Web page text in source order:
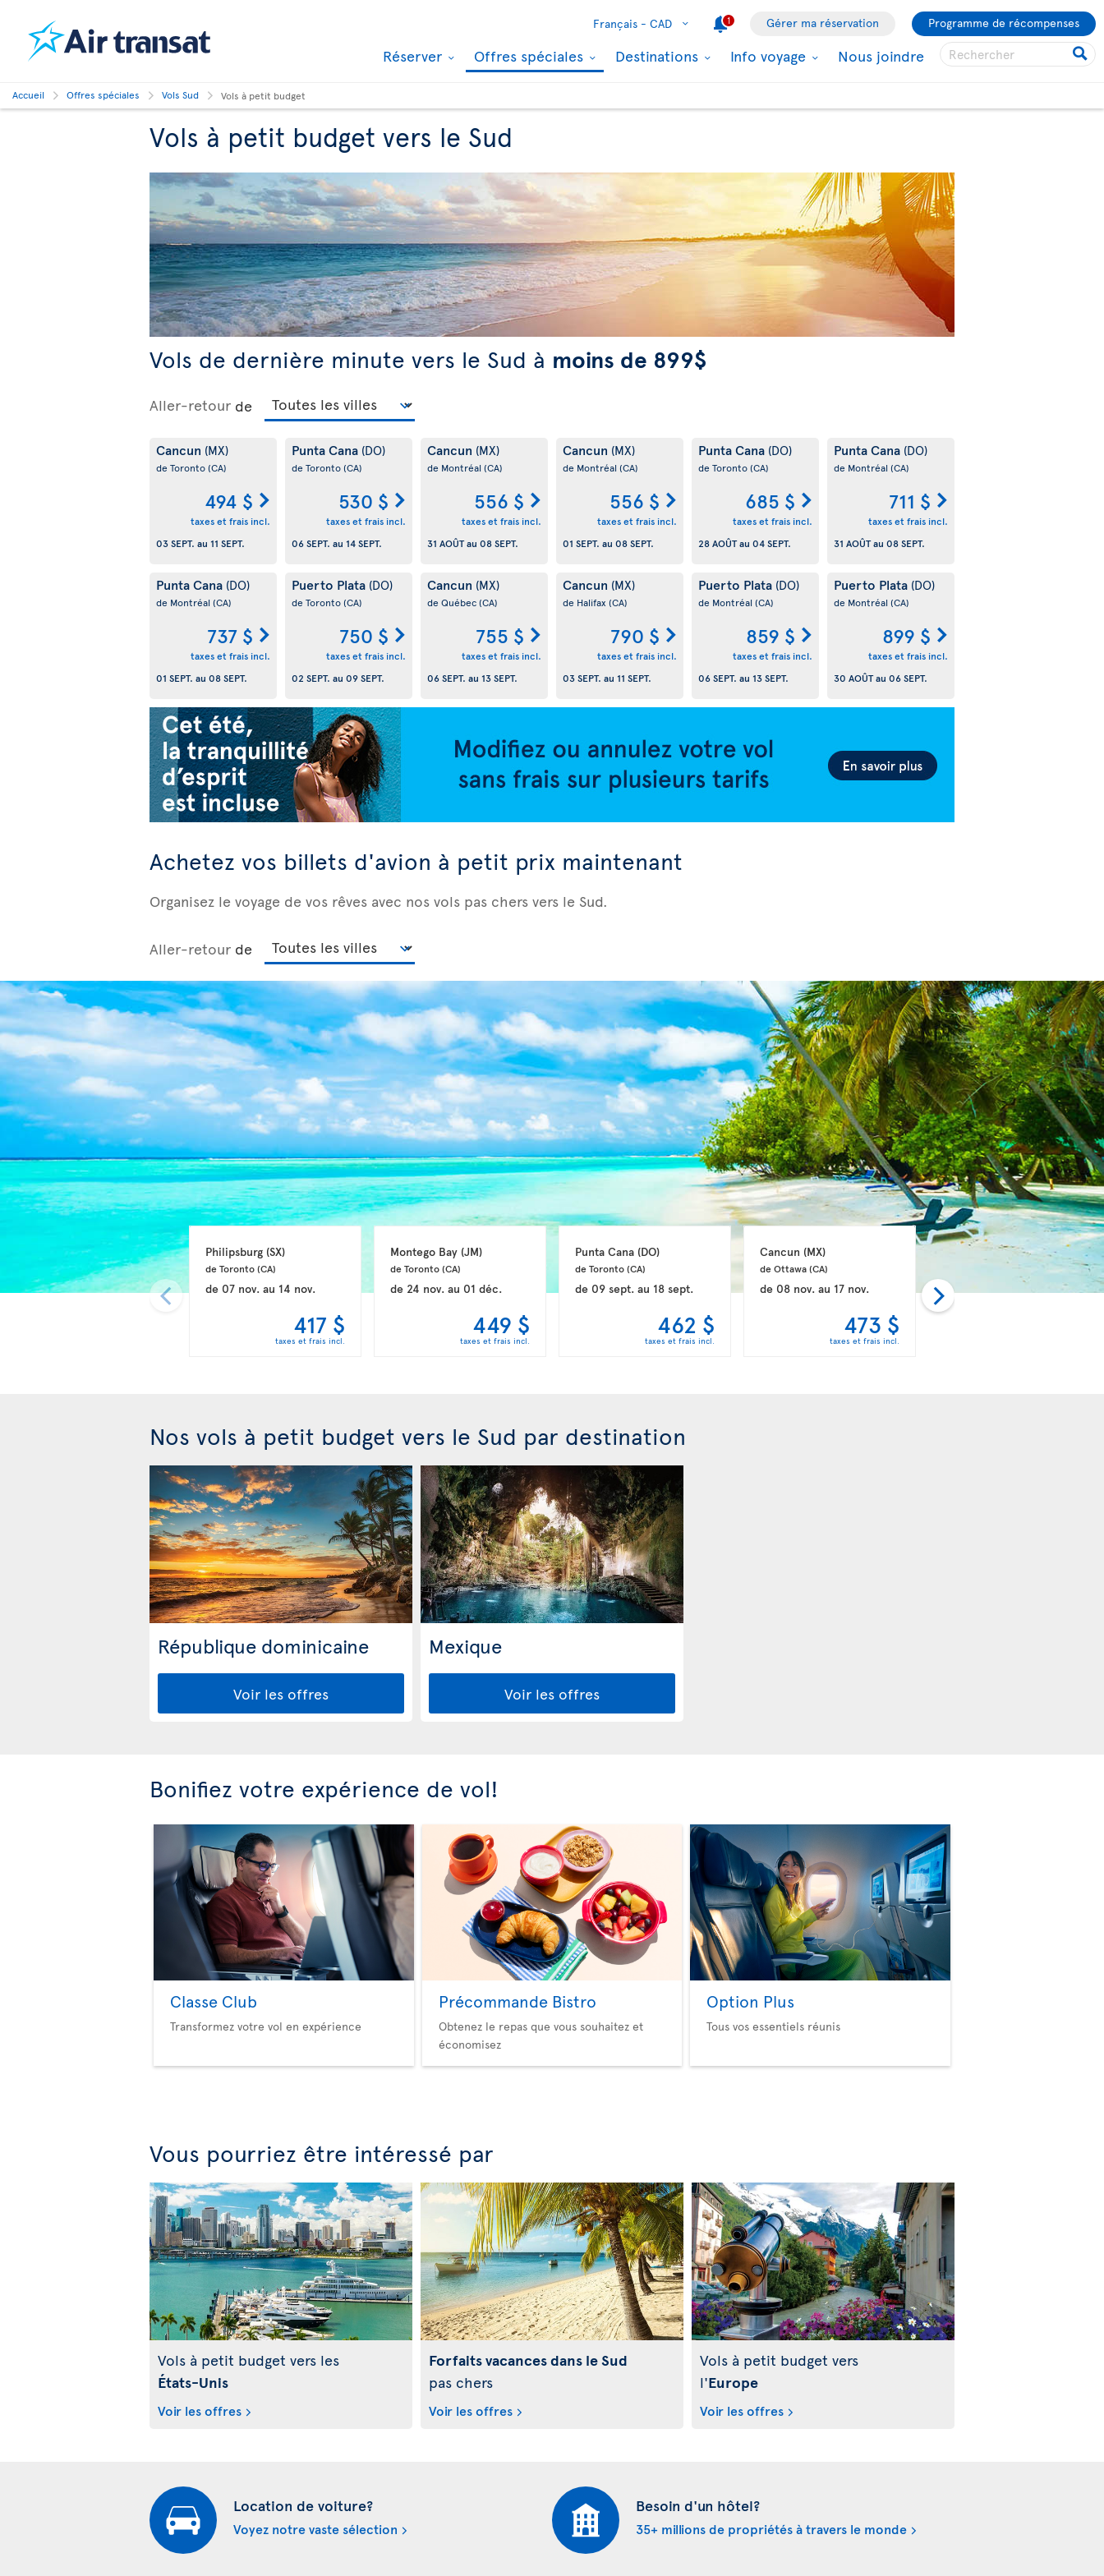
Français - CAD 1 Gérer ma réservation Programme de récompenses
Réserver Offres spéciales Destinations Info voyage Nous joindre
Accueil Offres spéciales Vols Sud Vols à petit budget
Vols à petit budget vers le Sud
Vols de dernière minute vers le Sud à moins de 899$
Aller-retour de
Cancun (MX)
de Toronto(CA)
494 $
taxes et frais incl.
03 SEPT. au 11 SEPT.
Punta Cana (DO)
de Toronto(CA)
530 $
taxes et frais incl.
06 SEPT. au 14 SEPT.
Cancun (MX)
de Montréal (CA)
556 $
taxes et frais incl.
31 AOÛTau 08 SEPT.
Cancun (MX)
de Montréal (CA)
556 $
taxes et frais incl.
01 SEPT. au 08 SEPT.
Punta Cana (DO)
de Toronto(CA)
685 $
taxes et frais incl.
28 AOÛTau 04 SEPT.
Punta Cana (DO)
de Montréal (CA)
711 $
taxes et frais incl.
31 AOÛTau 08 SEPT.
Punta Cana (DO)
de Montréal (CA)
737 $
taxes et frais incl.
01 SEPT. au 08 SEPT.
Puerto Plata (DO)
de Toronto(CA)
750 $
taxes et frais incl.
02 SEPT. au 09 SEPT.
Cancun (MX)
de Québec(CA)
755 $
taxes et frais incl.
06 SEPT. au 13 SEPT.
Cancun (MX)
de Halifax (CA)
790 $
taxes et frais incl.
03 SEPT. au 11 SEPT.
Puerto Plata (DO)
de Montréal (CA)
859 $
taxes et frais incl.
06 SEPT. au 13 SEPT.
Puerto Plata (DO)
de Montréal (CA)
899 $
taxes et frais incl.
30 AOÛTau 06 SEPT.
Achetez vos billets d'avion à petit prix maintenant
Organisez le voyage de vos rêves avec nos vols pas chers vers le Sud.
Aller-retour de
Philipsburg (SX)
de Toronto (CA)
de 07 nov.au 14 nov.
417 $
taxes et frais incl.
Montego Bay (JM)
de Toronto (CA)
de 24 nov.au 01 déc.
449 $
taxes et frais incl.
Punta Cana (DO)
de Toronto (CA)
de 09 sept.au 18 sept.
462 $
taxes et frais incl.
Cancun (MX)
de Ottawa (CA)
de 08 nov.au 17 nov.
473 $
taxes et frais incl.
Liberia (CR)
(CA)
de
Nos vols à petit budget vers le Sud par destination
République dominicaine
Voir les offres
Mexique
Voir les offres
Bonifiez votre expérience de vol!
Classe Club
Transformez votre vol en expérience
Précommande Bistro
Obtenez le repas que vous souhaitez et
économisez
Option Plus
Tous vos essentiels réunis
Vous pourriez être intéressé par
Vols à petit budget vers les
États-Unis
Voir les offres
Forfaits vacances dans le Sud
pas chers
Voir les offres
Vols à petit budget vers
l'Europe
Voir les offres
Location de voiture?
Voyez notre vaste sélection
Besoin d'un hôtel?
35+ millions de propriétés à travers le monde